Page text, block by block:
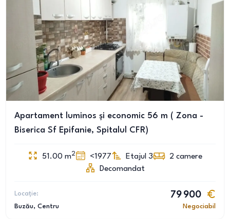
Apartament luminos și economic 56 m ( Zona -
Biserica Sf Epifanie, Spitalul CFR)
51.00 m2 <1977 Etajul 3 2 camere
Decomandat
Locație:
Buzău, Centru
79 900
Negociabil